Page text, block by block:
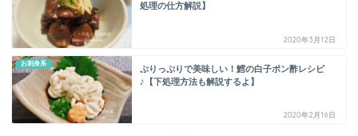
処理の仕方解説】
2020年3月12日
お刺身系
ぷりっぷりで美味しい！鱈の白子ポン酢レシピ
♪【下処理方法も解説するよ】
2020年2月16日